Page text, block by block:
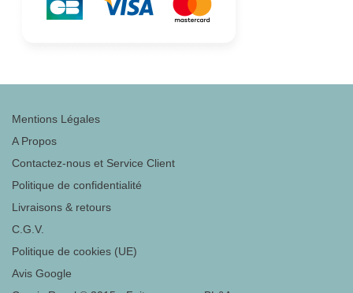
Mentions Légales
A Propos
Contactez-nous et Service Client
Politique de confidentialité
Livraisons & retours
C.G.V.
Politique de cookies (UE)
Avis Google